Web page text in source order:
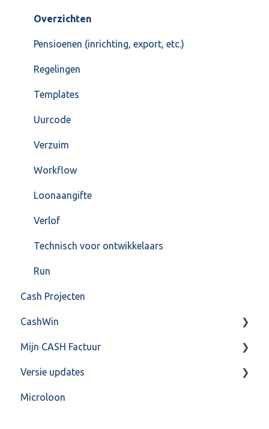
Overzichten
Pensioenen (inrichting, export, etc.)
Regelingen
Templates
Uurcode
Verzuim
Workflow
Loonaangifte
Verlof
Technisch voor ontwikkelaars
Run
Cash Projecten
CashWin
Overig
Mijn CASH Factuur
Facturatie Loonportal( CASH Lonen)
Mijn CASH factuur
Versie updates
CashWeb updates 2025
Microloon